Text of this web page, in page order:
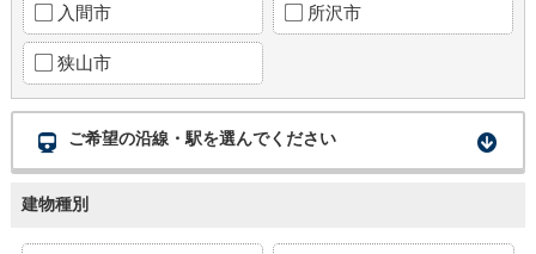
入間市 所沢市
狭山市
ご希望の沿線・駅を選んでください
建物種別